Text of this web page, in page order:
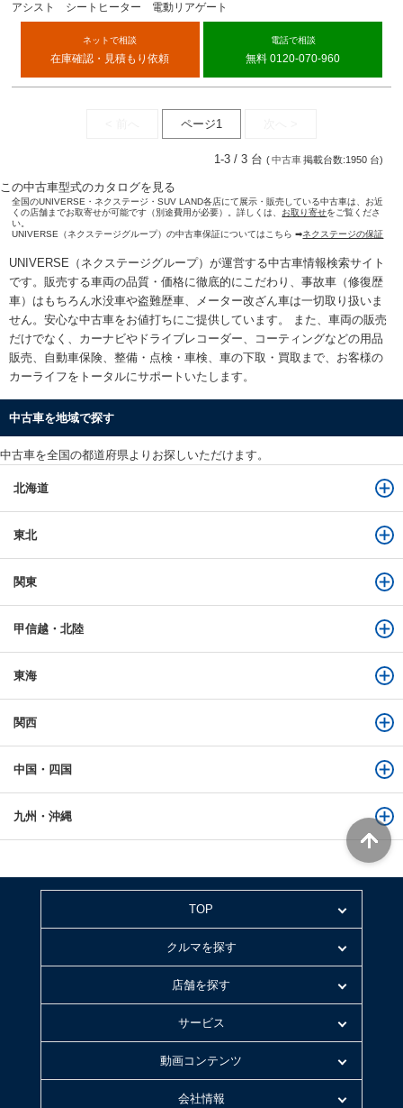
アシスト シートヒーター 電動リアゲート
ネットで相談
在庫確認・見積もり依頼
電話で相談
無料 0120-070-960
ページ1
1-3 / 3 台 (中古車掲載台数:1950 台)
この中古車型式のカタログを見る
全国のUNIVERSE・ネクステージ・SUV LAND各店にて展示・販売している中古車は、お近
くの店舗までお取寄せが可能です（別途費用が必要）。詳しくは、 お取り寄せをご覧くださ
い。
UNIVERSE（ネクステージグループ）の中古車保証についてはこちら ➡ネクステージの保証
UNIVERSE（ネクステージグループ）が運営する中古車情報検索サイト
です。販売する車両の品質・価格に徹底的にこだわり、事故車（修復歴
車）はもちろん水没車や盗難歴車、メーター改ざん車は一切取り扱いま
せん。安心な中古車をお値打ちにご提供しています。 また、車両の販売
だけでなく、カーナビやドライブレコーダー、コーティングなどの用品
販売、自動車保険、整備・点検・車検、車の下取・買取まで、お客様の
カーライフをトータルにサポートいたします。
中古車を地域で探す
中古車を全国の都道府県よりお探しいただけます。
北海道
東北
関東
甲信越・北陸
東海
関西
中国・四国
九州・沖縄
TOP
クルマを探す
店舗を探す
サービス
動画コンテンツ
会社情報